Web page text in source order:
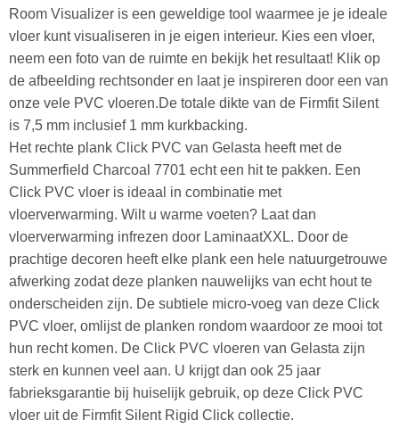
Room Visualizer is een geweldige tool waarmee je je ideale
vloer kunt visualiseren in je eigen interieur. Kies een vloer,
neem een foto van de ruimte en bekijk het resultaat! Klik op
de afbeelding rechtsonder en laat je inspireren door een van
onze vele PVC vloeren.De totale dikte van de Firmfit Silent
is 7,5 mm inclusief 1 mm kurkbacking.
Het rechte plank Click PVC van Gelasta heeft met de
Summerfield Charcoal 7701 echt een hit te pakken. Een
Click PVC vloer is ideaal in combinatie met
vloerverwarming. Wilt u warme voeten? Laat dan
vloerverwarming infrezen door LaminaatXXL. Door de
prachtige decoren heeft elke plank een hele natuurgetrouwe
afwerking zodat deze planken nauwelijks van echt hout te
onderscheiden zijn. De subtiele micro-voeg van deze Click
PVC vloer, omlijst de planken rondom waardoor ze mooi tot
hun recht komen. De Click PVC vloeren van Gelasta zijn
sterk en kunnen veel aan. U krijgt dan ook 25 jaar
fabrieksgarantie bij huiselijk gebruik, op deze Click PVC
vloer uit de Firmfit Silent Rigid Click collectie.